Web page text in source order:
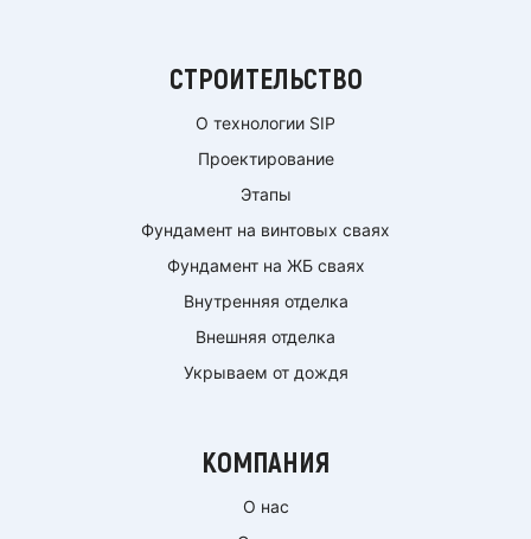
СТРОИТЕЛЬСТВО
О технологии SIP
Проектирование
Этапы
Фундамент на винтовых сваях
Фундамент на ЖБ сваях
Внутренняя отделка
Внешняя отделка
Укрываем от дождя
КОМПАНИЯ
О нас